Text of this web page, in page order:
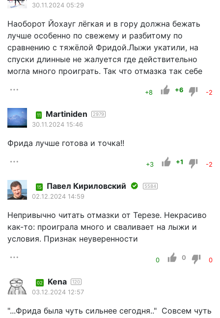
30.11.2024 05:29
Наоборот Йохауг лёгкая и в гору должна бежать
лучше особенно по свежему и разбитому по
сравнению с тяжёлой Фридой.Лыжи укатили, на
спуски длинные не жалуется где действительно
могла много проиграть. Так что отмазка так себе
+8 +6 -2
11 Martiniden 2979
30.11.2024 15:46
Фрида лучше готова и точка!!
+3 +1 -2
15 Павел Кириловский 5584
02.12.2024 14:59
Непривычно читать отмазки от Терезе. Некрасиво
как-то: проиграла много и сваливает на лыжи и
условия. Признак неуверенности
0 0 0
02 Kena 120
03.12.2024 12:57
"...Фрида была чуть сильнее сегодня.." Совсем чуть